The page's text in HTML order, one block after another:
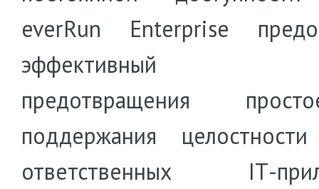
everRun Enterprise
эффективный
предотвращения
поддержания
ответственных IТ-